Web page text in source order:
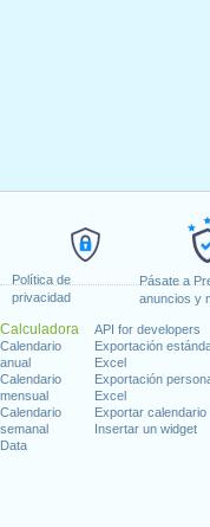
Política de
privacidad
Pásate a
anuncios y
Calculadora
Calendario
anual
Calendario
mensual
Calendario
semanal
Data
API for developers
Exportación
Excel
Exportación
Excel
Exportar calendario
Insertar un widget